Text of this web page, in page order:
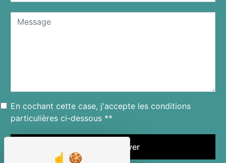
En cochant cette case, j'accepte les conditions
particulières ci-dessous **
Envoyer